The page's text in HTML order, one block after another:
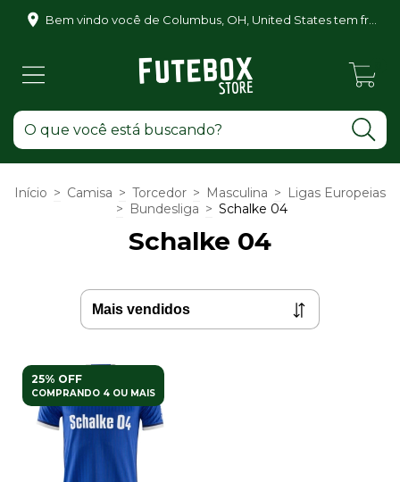
Início > Camisa > Torcedor > Masculina > Ligas Europeias
> Bundesliga > Schalke 04
Schalke 04
25% OFF
COMPRANDO 4 OU MAIS